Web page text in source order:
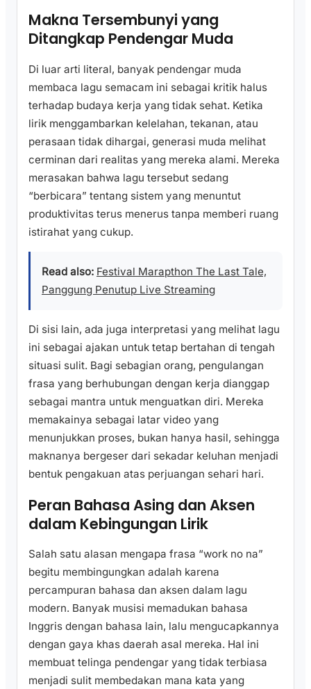
Makna Tersembunyi yang
Ditangkap Pendengar Muda
Di luar arti literal, banyak pendengar muda
membaca lagu semacam ini sebagai kritik halus
terhadap budaya kerja yang tidak sehat. Ketika
lirik menggambarkan kelelahan, tekanan, atau
perasaan tidak dihargai, generasi muda melihat
cerminan dari realitas yang mereka alami. Mereka
merasakan bahwa lagu tersebut sedang
“berbicara” tentang sistem yang menuntut
produktivitas terus menerus tanpa memberi ruang
istirahat yang cukup.
Read also: Festival Marapthon The Last Tale,
Panggung Penutup Live Streaming
Di sisi lain, ada juga interpretasi yang melihat lagu
ini sebagai ajakan untuk tetap bertahan di tengah
situasi sulit. Bagi sebagian orang, pengulangan
frasa yang berhubungan dengan kerja dianggap
sebagai mantra untuk menguatkan diri. Mereka
memakainya sebagai latar video yang
menunjukkan proses, bukan hanya hasil, sehingga
maknanya bergeser dari sekadar keluhan menjadi
bentuk pengakuan atas perjuangan sehari hari.
Peran Bahasa Asing dan Aksen
dalam Kebingungan Lirik
Salah satu alasan mengapa frasa “work no na”
begitu membingungkan adalah karena
percampuran bahasa dan aksen dalam lagu
modern. Banyak musisi memadukan bahasa
Inggris dengan bahasa lain, lalu mengucapkannya
dengan gaya khas daerah asal mereka. Hal ini
membuat telinga pendengar yang tidak terbiasa
menjadi sulit membedakan mana kata yang